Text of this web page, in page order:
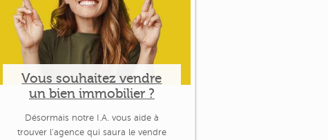
Vous souhaitez vendre
un bien immobilier ?
Désormais notre I.A. vous aide à
trouver l'agence qui saura le vendre